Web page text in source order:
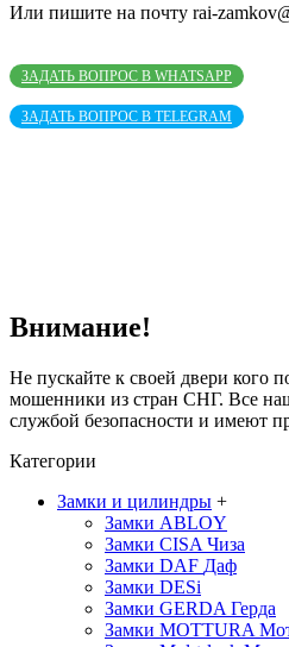
Или пишите на почту rai-
ЗАДАТЬ ВОПРОС В WHATSAPP
ЗАДАТЬ ВОПРОС В TELEGRAM
Внимание!
Не пускайте к своей двери кого
мошенники из стран СНГ. Все
службой безопасности и имеют
Категории
Замки и цилиндры +
Замки ABLOY
Замки CISA Чиза
Замки DAF Даф
Замки DESi
Замки GERDA Герда
Замки MOTTURA